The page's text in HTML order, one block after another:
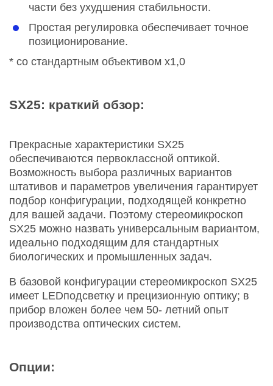
части без ухудшения стабильности.
Простая регулировка обеспечивает точное
позиционирование.
* со стандартным объективом х1,0
SX25: краткий обзор:
Прекрасные характеристики SX25
обеспечиваются первоклассной оптикой.
Возможность выбора различных вариантов
штативов и параметров увеличения гарантирует
подбор конфигурации, подходящей конкретно
для вашей задачи. Поэтому стереомикроскоп
SX25 можно назвать универсальным вариантом,
идеально подходящим для стандартных
биологических и промышленных задач.
В базовой конфигурации стереомикроскоп SX25
имеет LEDподсветку и прецизионную оптику; в
прибор вложен более чем 50- летний опыт
производства оптических систем.
Опции: